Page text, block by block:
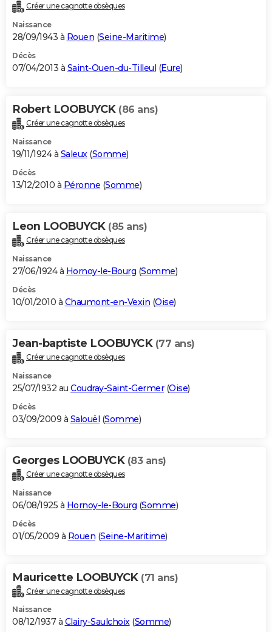
Créer une cagnotte obsèques
Naissance
28/09/1943 à Rouen (Seine-Maritime)
Décès
07/04/2013 à Saint-Ouen-du-Tilleul (Eure)
Robert LOOBUYCK (86 ans)
Créer une cagnotte obsèques
Naissance
19/11/1924 à Saleux(Somme)
Décès
13/12/2010 à Péronne (Somme)
Leon LOOBUYCK (85 ans)
Créer une cagnotte obsèques
Naissance
27/06/1924 à Hornoy-le-Bourg (Somme)
Décès
10/01/2010 à Chaumont-en-Vexin (Oise)
Jean-baptiste LOOBUYCK (77 ans)
Créer une cagnotte obsèques
Naissance
25/07/1932 au Coudray-Saint-Germer(Oise)
Décès
03/09/2009 à Salouël (Somme)
Georges LOOBUYCK (83 ans)
Créer une cagnotte obsèques
Naissance
06/08/1925 à Hornoy-le-Bourg (Somme)
Décès
01/05/2009 à Rouen (Seine-Maritime)
Mauricette LOOBUYCK (71 ans)
Créer une cagnotte obsèques
Naissance
08/12/1937 à Clairy-Saulchoix(Somme)